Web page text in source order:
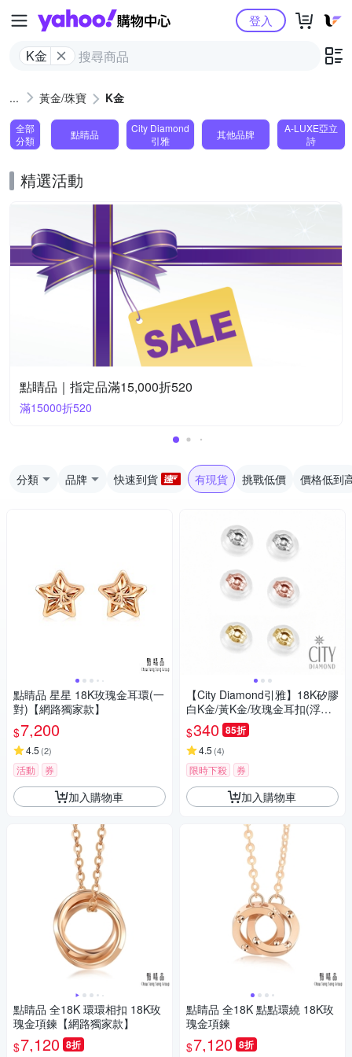
Yahoo購物中心
K金
登入
黃金/珠寶 K金
全部
分類
點睛品
City Diamond
引雅
其他品牌
A-LUXE亞立
詩
精選活動
點睛品｜指定品滿15,000折520
滿15000折520
分類 品牌 快速到貨 有現貨 挑戰低價 價格低到
點睛品 星星 18K玫瑰金耳環(一
對)【網路獨家款】
$7,200
4.5 (2)
活動 券
加入購物車
點睛品 全18K 環環相扣 18K玫
瑰金項鍊【網路獨家款】
$7,120 8折
【City Diamond引雅】18K矽膠
白K金/黃K金/玫瑰金耳扣(浮光
流影系列)
$340 85折
4.5 (4)
限時下殺 券
加入購物車
點睛品 全18K 點點環繞 18K玫
瑰金項鍊
$7,120 8折